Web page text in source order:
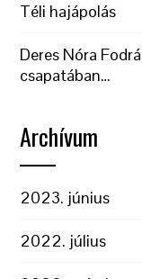
Téli hajápolás
Deres Nóra
csapatában…
Archívum
2023. június
2022. július